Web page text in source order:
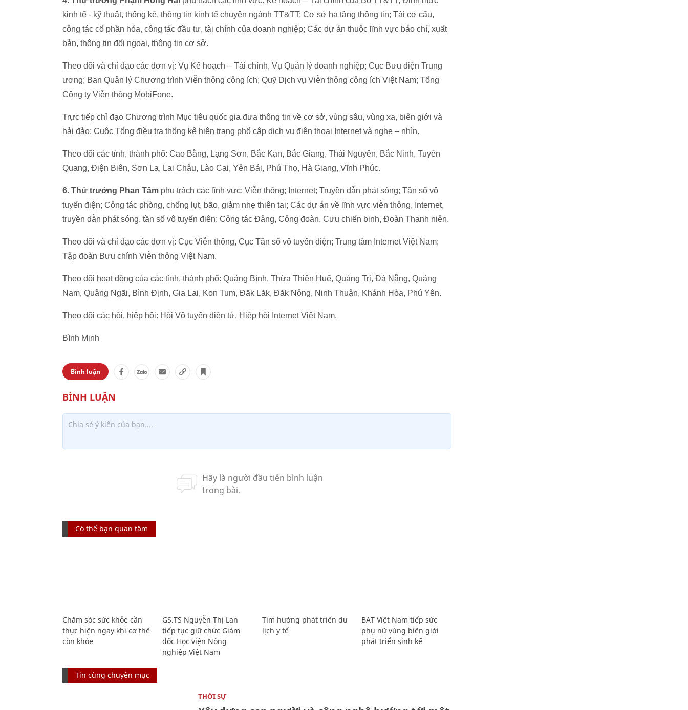
kinh tế - kỹ thuật, thống kê, thông tin kinh tế chuyên ngành TT&TT; Cơ sở hạ tầng thông tin; Tái cơ cấu,
công tác cổ phần hóa, công tác đầu tư, tài chính của doanh nghiệp; Các dự án thuộc lĩnh vực báo chí, xuất
bản, thông tin đối ngoại, thông tin cơ sở.
Theo dõi và chỉ đạo các đơn vị: Vụ Kế hoạch – Tài chính, Vụ Quản lý doanh nghiệp; Cục Bưu điện Trung
ương; Ban Quản lý Chương trình Viễn thông công ích; Quỹ Dịch vụ Viễn thông công ích Việt Nam; Tổng
Công ty Viễn thông MobiFone.
Trực tiếp chỉ đạo Chương trình Mục tiêu quốc gia đưa thông tin về cơ sở, vùng sâu, vùng xa, biên giới và
hải đảo; Cuộc Tổng điều tra thống kê hiện trạng phổ cập dịch vụ điện thoại Internet và nghe – nhìn.
Theo dõi các tỉnh, thành phố: Cao Bằng, Lạng Sơn, Bắc Kạn, Bắc Giang, Thái Nguyên, Bắc Ninh, Tuyên
Quang, Điện Biên, Sơn La, Lai Châu, Lào Cai, Yên Bái, Phú Thọ, Hà Giang, Vĩnh Phúc.
6. Thứ trưởng Phan Tâm phụ trách các lĩnh vực: Viễn thông; Internet; Truyền dẫn phát sóng; Tần số vô
tuyến điện; Công tác phòng, chống lụt, bão, giảm nhẹ thiên tai; Các dự án về lĩnh vực viễn thông, Internet,
truyền dẫn phát sóng, tần số vô tuyến điện; Công tác Đảng, Công đoàn, Cựu chiến binh, Đoàn Thanh niên.
Theo dõi và chỉ đạo các đơn vị: Cục Viễn thông, Cục Tần số vô tuyến điện; Trung tâm Internet Việt Nam;
Tập đoàn Bưu chính Viễn thông Việt Nam.
Theo dõi hoạt động của các tỉnh, thành phố: Quảng Bình, Thừa Thiên Huế, Quảng Trị, Đà Nẵng, Quảng
Nam, Quảng Ngãi, Bình Định, Gia Lai, Kon Tum, Đăk Lăk, Đăk Nông, Ninh Thuận, Khánh Hòa, Phú Yên.
Theo dõi các hội, hiệp hội: Hội Vô tuyến điện tử, Hiệp hội Internet Việt Nam.
Bình Minh
Bình luận
Có thể bạn quan tâm
Chăm sóc sức khỏe cần
thực hiện ngay khi cơ thể
còn khỏe
GS.TS Nguyễn Thị Lan
tiếp tục giữ chức Giám
đốc Học viện Nông
nghiệp Việt Nam
Tìm hướng phát triển du
lịch y tế
BAT Việt Nam tiếp sức
phụ nữ vùng biên giới
phát triển sinh kế
Tin cùng chuyên mục
THỜI SỰ